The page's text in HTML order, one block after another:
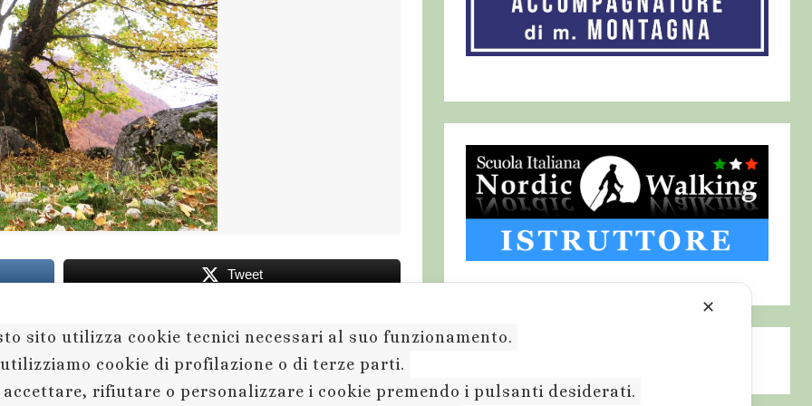
Tweet
✕
sito utilizza cookie tecnici necessari al suo funzionamento.
cookie di profilazione o di terze parti.
accettare, rifiutare o personalizzare i cookie premendo i pulsanti desiderati.